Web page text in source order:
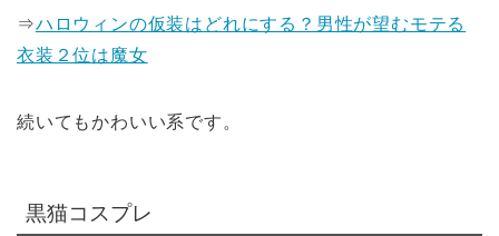
⇒ハロウィンの仮装はどれにする？男性が望むモテる
衣装２位は魔女
続いてもかわいい系です。
黒猫コスプレ